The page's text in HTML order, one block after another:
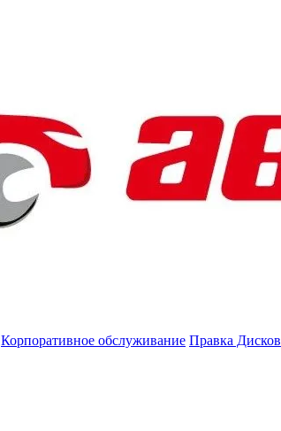
Корпоративное обслуживание Правка Дисков